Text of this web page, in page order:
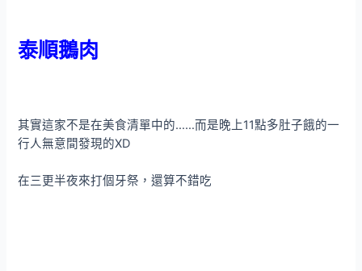
泰順鵝肉
其實這家不是在美食清單中的……而是晚上11點多肚子餓的一
行人無意間發現的XD
在三更半夜來打個牙祭，還算不錯吃